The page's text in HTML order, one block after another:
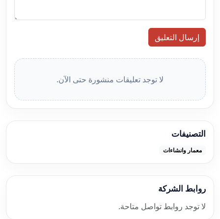
إرسال التعليق
لا توجد تعليقات منشورة حتى الآن.
التصنيفات
معمار وانشاءات
روابط الشركة
لا توجد روابط تواصل متاحة.